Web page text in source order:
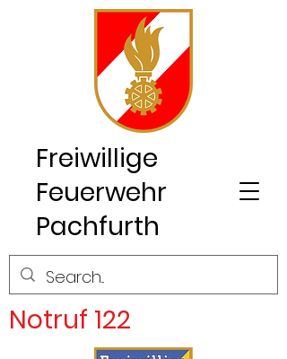
Freiwillige
Feuerwehr
Pachfurth
Notruf 122